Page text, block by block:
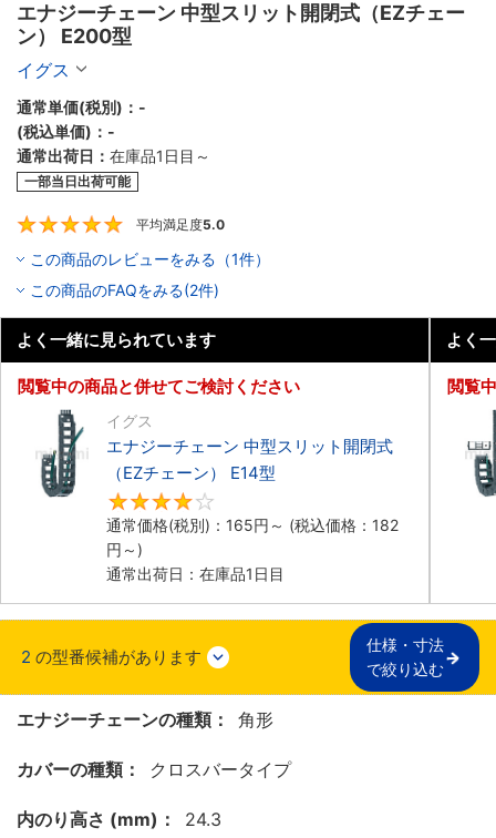
エナジーチェーン 中型スリット開閉式（EZチェー
ン） E200型
イグス
通常単価(税別)： -
(税込単価)： -
通常出荷日： 在庫品1日目～
一部当日出荷可能
平均満足度5.0
この商品のレビューをみる（1件）
この商品のFAQをみる(2件)
よく一緒に見られています
閲覧中の商品と併せてご検討ください
イグス
エナジーチェーン 中型スリット開閉式
（EZチェーン） E14型
通常価格(税別)： 165円 ～ (税込価格： 182
円 ～)
通常出荷日：在庫品1日目
よく
閲覧
2 の型番候補があります
仕様・寸法
で絞り込む
エナジーチェーンの種類： 角形
カバーの種類： クロスバータイプ
内のり高さ (mm)： 24.3